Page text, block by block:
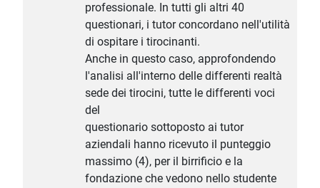
professionale. In tutti gli altri 40
questionari, i tutor concordano nell'utilità
di ospitare i tirocinanti.
Anche in questo caso, approfondendo
l'analisi all'interno delle differenti realtà
sede dei tirocini, tutte le differenti voci
del
questionario sottoposto ai tutor
aziendali hanno ricevuto il punteggio
massimo (4), per il birrificio e la
fondazione che vedono nello studente